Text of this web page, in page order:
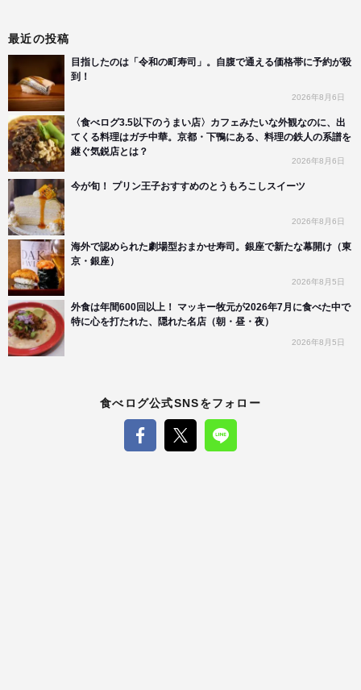
最近の投稿
目指したのは「令和の町寿司」。自腹で通える価格帯に予約が殺
到！
2026年8月6日
〈食べログ3.5以下のうまい店〉カフェみたいな外観なのに、出
てくる料理はガチ中華。京都・下鴨にある、料理の鉄人の系譜を
継ぐ気鋭店とは？
2026年8月6日
今が旬！ プリン王子おすすめのとうもろこしスイーツ
2026年8月6日
海外で認められた劇場型おまかせ寿司。銀座で新たな幕開け（東
京・銀座）
2026年8月5日
外食は年間600回以上！ マッキー牧元が2026年7月に食べた中で
特に心を打たれた、隠れた名店（朝・昼・夜）
2026年8月5日
食べログ公式SNSをフォロー